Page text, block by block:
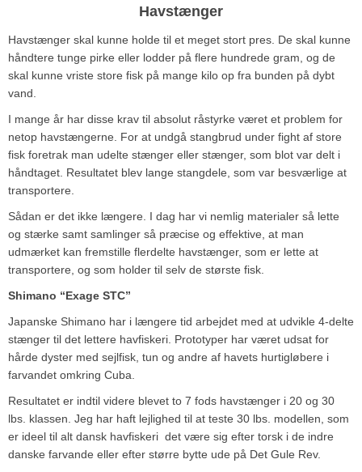
Havstænger
Havstænger skal kunne holde til et meget stort pres. De skal kunne
håndtere tunge pirke eller lodder på flere hundrede gram, og de
skal kunne vriste store fisk på mange kilo op fra bunden på dybt
vand.
I mange år har disse krav til absolut råstyrke været et problem for
netop havstængerne. For at undgå stangbrud under fight af store
fisk foretrak man udelte stænger eller stænger, som blot var delt i
håndtaget. Resultatet blev lange stangdele, som var besværlige at
transportere.
Sådan er det ikke længere. I dag har vi nemlig materialer så lette
og stærke samt samlinger så præcise og effektive, at man
udmærket kan fremstille flerdelte havstænger, som er lette at
transportere, og som holder til selv de største fisk.
Shimano “Exage STC”
Japanske Shimano har i længere tid arbejdet med at udvikle 4-delte
stænger til det lettere havfiskeri. Prototyper har været udsat for
hårde dyster med sejlfisk, tun og andre af havets hurtigløbere i
farvandet omkring Cuba.
Resultatet er indtil videre blevet to 7 fods havstænger i 20 og 30
lbs. klassen. Jeg har haft lejlighed til at teste 30 lbs. modellen, som
er ideel til alt dansk havfiskeri ­ det være sig efter torsk i de indre
danske farvande eller efter større bytte ude på Det Gule Rev.